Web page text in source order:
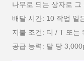
나무로 되는 상자로 그
배달 시간: 10 작업 일
지불 조건: 티 / T 또는
공급 능력: 달 당